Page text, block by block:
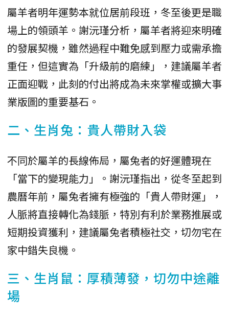
屬羊者明年運勢本就位居前段班，冬至後更是職
場上的領頭羊。謝沅瑾分析，屬羊者將迎來明確
的發展契機，雖然過程中難免感到壓力或需承擔
重任，但這實為「升級前的磨練」，建議屬羊者
正面迎戰，此刻的付出將成為未來掌權或擴大事
業版圖的重要基石。
二、生肖兔：貴人帶財入袋
不同於屬羊的長線佈局，屬兔者的好運體現在
「當下的變現能力」。謝沅瑾指出，從冬至起到
農曆年前，屬兔者擁有極強的「貴人帶財運」，
人脈將直接轉化為錢脈，特別有利於業務推展或
短期投資獲利，建議屬兔者積極社交，切勿宅在
家中錯失良機。
三、生肖鼠：厚積薄發，切勿中途離
場